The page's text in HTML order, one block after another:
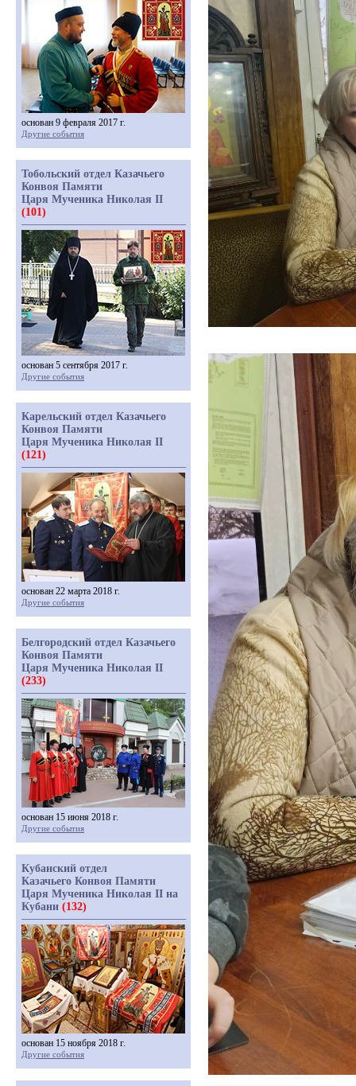
основан 9 февраля 2017 г.
Другие события
Тобольский отдел Казачьего
Конвоя Памяти
Царя Мученика Николая II
(101)
основан 5 сентября 2017 г.
Другие события
Карельский отдел Казачьего
Конвоя Памяти
Царя Мученика Николая II
(121)
основан 22 марта 2018 г.
Другие события
Белгородский отдел Казачьего
Конвоя Памяти
Царя Мученика Николая II
(233)
основан 15 июня 2018 г.
Другие события
Кубанский отдел
Казачьего Конвоя Памяти
Царя Мученика Николая II на
Кубани (132)
основан 15 ноября 2018 г.
Другие события